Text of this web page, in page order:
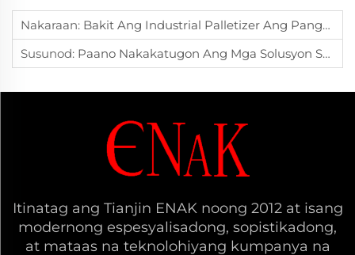
Nakaraan: Bakit Ang Industrial Palletizer Ang Pangunahing Kagamitan Para Sa Pagpapataas Ng Awtomasyon At Kapasidad Sa Pagmamanupaktura?
Susunod: Paano Nakakatugon Ang Mga Solusyon Sa Pagpapila Ng Tianjin ENAK Sa Mataas Na Kagustuhan Sa Kaginhawahan Sa Pagpapila Para Sa Iba't Ibang Uri Ng Pakete?
Itinatag ang Tianjin ENAK noong 2012 at isang
modernong espesyalisadong, sopistikadong,
at mataas na teknolohiyang kumpanya na